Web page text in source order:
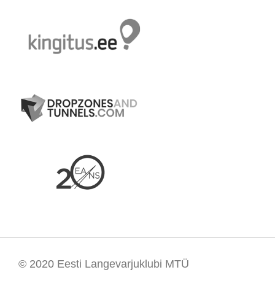
© 2020 Eesti Langevarjuklubi MTÜ